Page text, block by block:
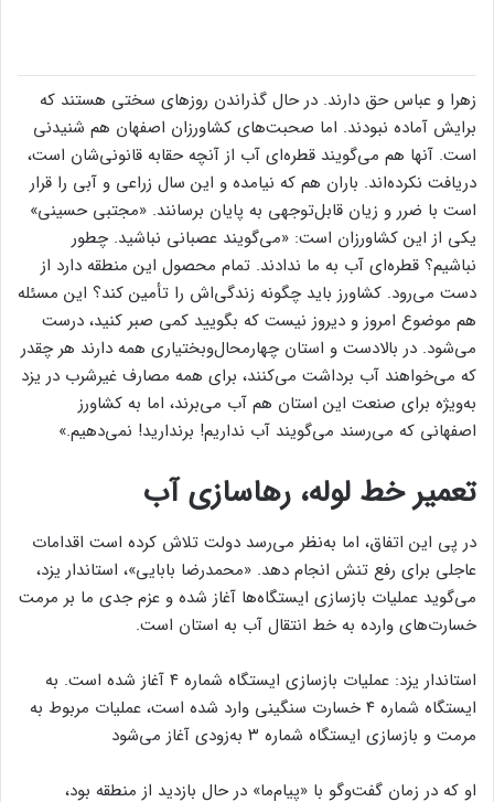
زهرا و عباس حق دارند. در حال گذراندن روز‌های سختی هستند که
برایش آماده نبودند. اما صحبت‌های کشاورزان اصفهان هم شنیدنی
است. آنها هم می‌گویند قطره‌ای آب از آنچه حقابه قانونی‌شان است،
دریافت نکرده‌اند. باران هم که نیامده و این سال زراعی و آبی را قرار
است با ضرر و زیان قابل‌توجهی به پایان برسانند. «مجتبی حسینی»
یکی از این کشاورزان است: «می‌گویند عصبانی نباشید. چطور
نباشیم؟ قطره‌ای آب به ما ندادند. تمام محصول این منطقه دارد از
دست می‌رود. کشاورز باید چگونه زندگی‌اش را تأمین کند؟ این مسئله
هم موضوع امروز و دیروز نیست که بگویید کمی صبر کنید، درست
می‌شود. در بالادست و استان چهارمحال‌وبختیاری همه دارند هر چقدر
که می‌خواهند آب برداشت می‌کنند، برای همه مصارف غیرشرب در یزد
به‌ویژه برای صنعت این استان هم آب می‌برند، اما به کشاورز
اصفهانی که می‌رسند می‌گویند آب نداریم! برندارید! نمی‌دهیم.»
تعمیر خط لوله، رهاسازی آب
در پی این اتفاق، اما به‌نظر می‌رسد دولت تلاش کرده است اقدامات
عاجلی برای رفع تنش انجام دهد. «محمدرضا بابایی»، استاندار یزد،
می‌گوید عملیات بازسازی ایستگاه‌ها آغاز شده و عزم جدی ما بر مرمت
خسارت‌های وارده به خط انتقال آب به استان است.
استاندار یزد: عملیات بازسازی ایستگاه شماره ۴ آغاز شده است. به
ایستگاه شماره ۴ خسارت سنگینی وارد شده است، عملیات مربوط به
مرمت و بازسازی ایستگاه شماره ۳ به‌زودی آغاز می‌شود
او که در زمان گفت‌و‌گو با «پیام‌ما» در حال بازدید از منطقه بود،